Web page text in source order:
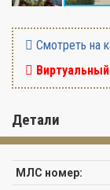
Смотреть на
Детали
МЛС номер: